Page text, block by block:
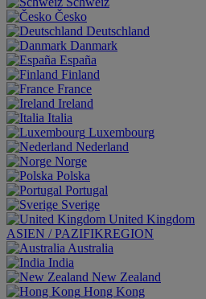
Česko
Deutschland
Danmark
España
Finland
France
Ireland
Italia
Luxembourg
Nederland
Norge
Polska
Portugal
Sverige
United Kingdom
ASIEN / PAZIFIKREGION
Australia
India
New Zealand
Hong Kong